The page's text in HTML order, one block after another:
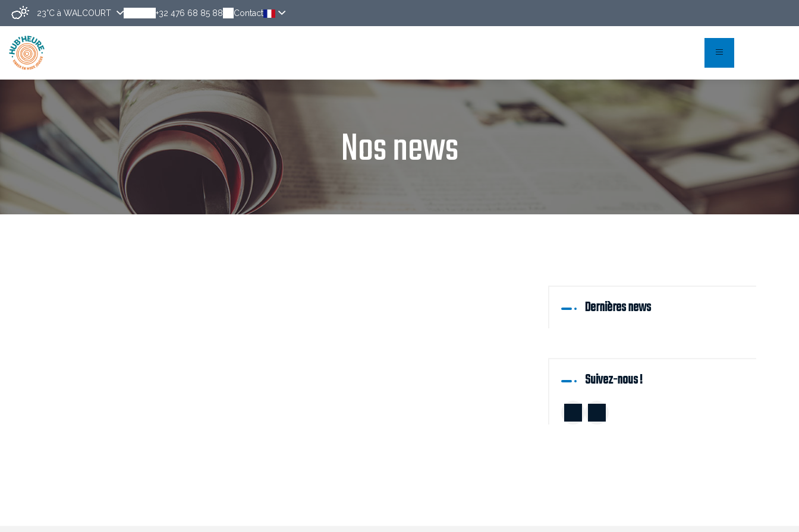
23°C à WALCOURT +32 476 68 85 88 Contact
Réserver
Nos news
Dernières news
Suivez-nous !